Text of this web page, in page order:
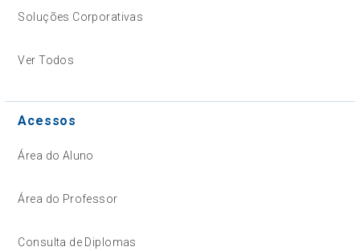
Soluções Corporativas
Ver Todos
Acessos
Área do Aluno
Área do Professor
Consulta de Diplomas